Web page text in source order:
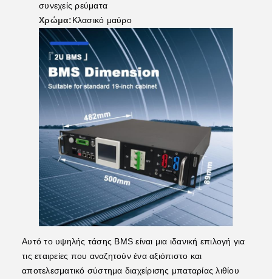
συνεχείς ρεύματα
Χρώμα:Κλασικό μαύρο
Αυτό το υψηλής τάσης BMS είναι μια ιδανική επιλογή για
τις εταιρείες που αναζητούν ένα αξιόπιστο και
αποτελεσματικό σύστημα διαχείρισης μπαταρίας λιθίου